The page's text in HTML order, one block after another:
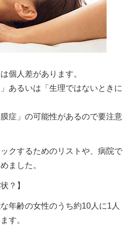
個人差があります。
あるいは「生理ではないときに
症」の可能性があるので要注意
クするためのリストや、病院で
ました。
？】
年齢の女性のうち約10人に1人
す。